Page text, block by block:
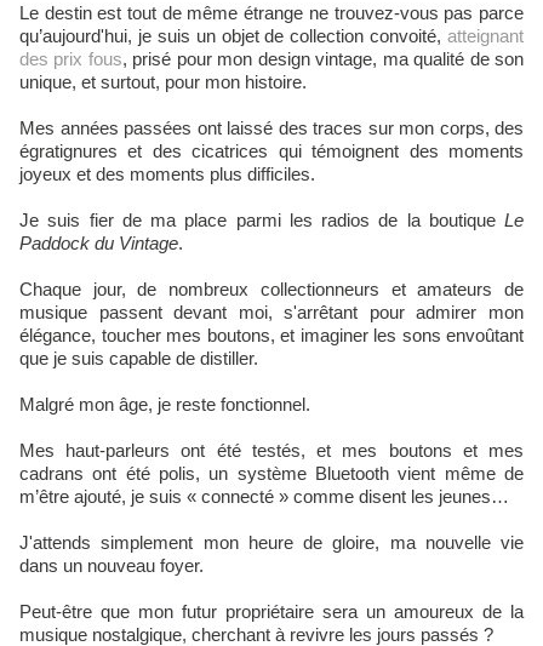
Le destin est tout de même étrange ne trouvez-vous pas parce
qu’aujourd'hui, je suis un objet de collection convoité, atteignant
des prix fous, prisé pour mon design vintage, ma qualité de son
unique, et surtout, pour mon histoire.
Mes années passées ont laissé des traces sur mon corps, des
égratignures et des cicatrices qui témoignent des moments
joyeux et des moments plus difficiles.
Je suis fier de ma place parmi les radios de la boutique Le
Paddock du Vintage.
Chaque jour, de nombreux collectionneurs et amateurs de
musique passent devant moi, s'arrêtant pour admirer mon
élégance, toucher mes boutons, et imaginer les sons envoûtant
que je suis capable de distiller.
Malgré mon âge, je reste fonctionnel.
Mes haut-parleurs ont été testés, et mes boutons et mes
cadrans ont été polis, un système Bluetooth vient même de
m’être ajouté, je suis « connecté » comme disent les jeunes…
J'attends simplement mon heure de gloire, ma nouvelle vie
dans un nouveau foyer.
Peut-être que mon futur propriétaire sera un amoureux de la
musique nostalgique, cherchant à revivre les jours passés ?